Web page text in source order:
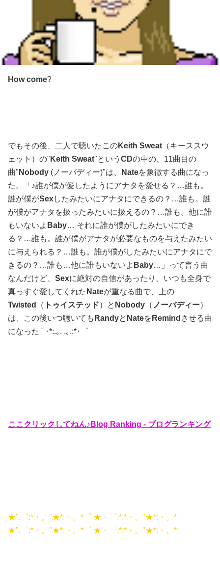
How come?
でもその後、二人で聴いたこのKeith Sweat （キーススウ
ェット）の" Keith Sweat"という CDの中の、11曲目の
曲" Nobody (ノーバディー)"は、 Nateを象徴する曲になっ
た。「♪誰が僕が愛したようにアナタを愛せる？…誰も。
誰が僕がSexしたみたいにアナタにできるの？…誰も。誰
が僕がアナタを扱ったみたいに扱えるの？…誰も。他に誰
もいないよ Baby… それに誰が僕がしたみたいにでき
る？…誰も。誰が僕がアナタが必要なものを与えたみたい
に与えられる？…誰も。誰が僕がしたみたいにアナタにで
きるの？…誰も…他に誰もいないよ Baby…」って言う曲
なんだけど、 Sexに絶対の自信があったり、いつも全身で
真っすぐ愛してくれた Nateが重なる曲で、上の
Twisted
（ トゥイステッド）と Nobody （ ノーバディー）
は、この後いつ聴いても Randyと Nateを Remind させる曲
になった ﾟ･*:.｡. .｡.:*･゜
ここクリックしてねん♪Blog Ranking - ブログランキング
★".゜:*・。"★*:・。*゜ ★・゜:*:*・。"★*:・。*
★".゜:*・。"★*:・。*゜ ★・゜:*:*・。"★*:・。*